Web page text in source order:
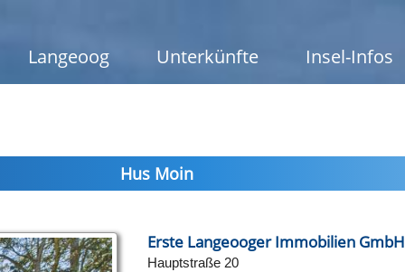
Langeoog Unterkünfte Insel-Infos
Hus Moin
Erste Langeooger Immobilien GmbH
Hauptstraße 20